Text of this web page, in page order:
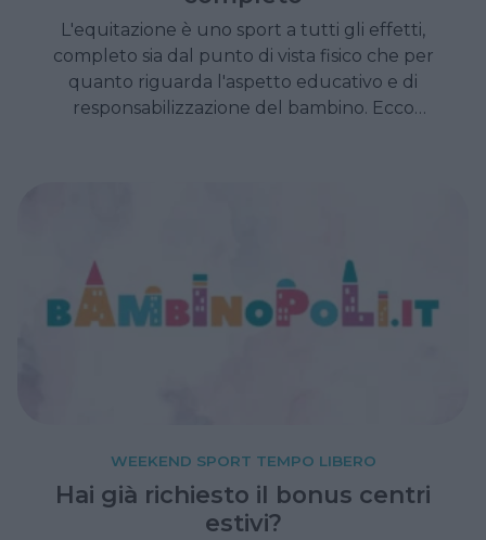
L'equitazione è uno sport a tutti gli effetti,
completo sia dal punto di vista fisico che per
quanto riguarda l'aspetto educativo e di
responsabilizzazione del bambino. Ecco
WEEKEND SPORT TEMPO LIBERO
Hai già richiesto il bonus centri
estivi?